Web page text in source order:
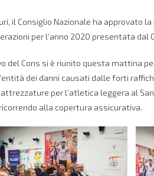
il Consiglio Nazionale ha approvato
per l’anno 2020 presentata dal
Cons si è riunito questa mattina
dei danni causati dalle forti
per l’atletica leggera al
alla copertura assicurativa.